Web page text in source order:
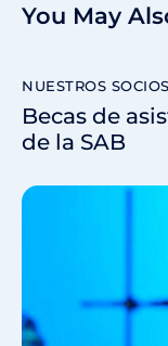
You May
NUESTROS
Becas de
de la SAB